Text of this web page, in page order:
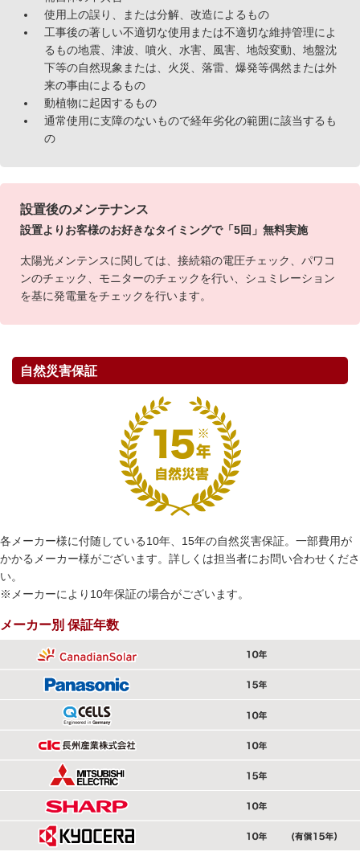
使用上の誤り、または分解、改造によるもの
工事後の著しい不適切な使用または不適切な維持管理によ
るもの地震、津波、噴火、水害、風害、地殻変動、地盤沈
下等の自然現象または、火災、落雷、爆発等偶然または外
来の事由によるもの
動植物に起因するもの
通常使用に支障のないもので経年劣化の範囲に該当するも
の
設置後のメンテナンス
設置よりお客様のお好きなタイミングで「5回」無料実施
太陽光メンテンスに関しては、接続箱の電圧チェック、パワコ
ンのチェック、モニターのチェックを行い、シュミレーション
を基に発電量をチェックを行います。
自然災害保証
各メーカー様に付随している10年、15年の自然災害保証。一部費用が
かかるメーカー様がございます。詳しくは担当者にお問い合わせくださ
い。
※メーカーにより10年保証の場合がございます。
メーカー別 保証年数